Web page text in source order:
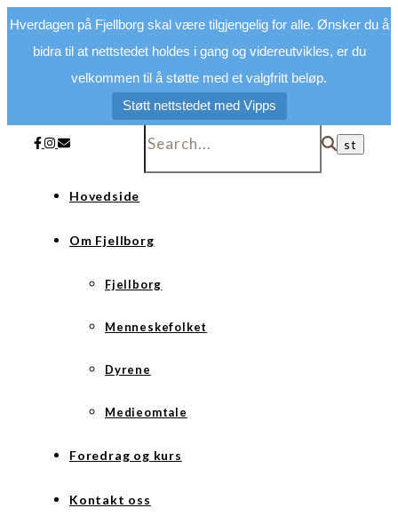
Hverdagen på Fjellborg skal være tilgjengelig for alle. Ønsker du å
bidra til at nettstedet holdes i gang og videreutvikles, er du
velkommen til å støtte med et valgfritt beløp.
Støtt nettstedet med Vipps
Hovedside
Om Fjellborg
Fjellborg
Menneskefolket
Dyrene
Medieomtale
Foredrag og kurs
Kontakt oss